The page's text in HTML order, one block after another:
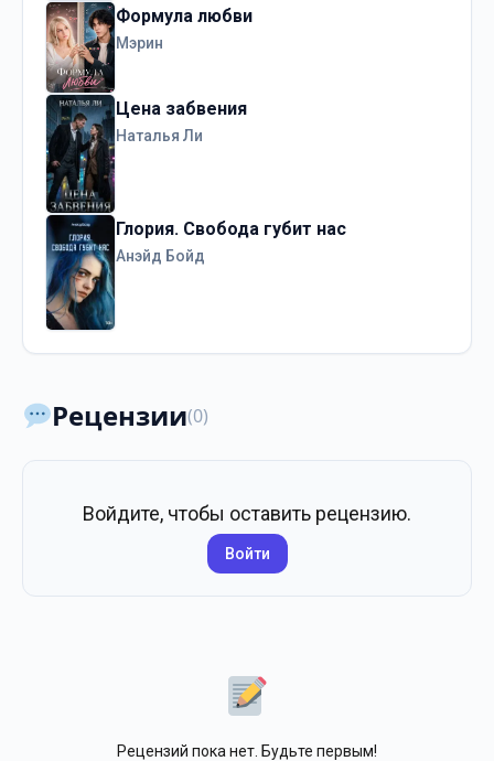
Формула любви
Мэрин
Цена забвения
Наталья Ли
Глория. Свобода губит нас
Анэйд Бойд
Рецензии(0)
Войдите, чтобы оставить рецензию.
Войти
Рецензий пока нет. Будьте первым!